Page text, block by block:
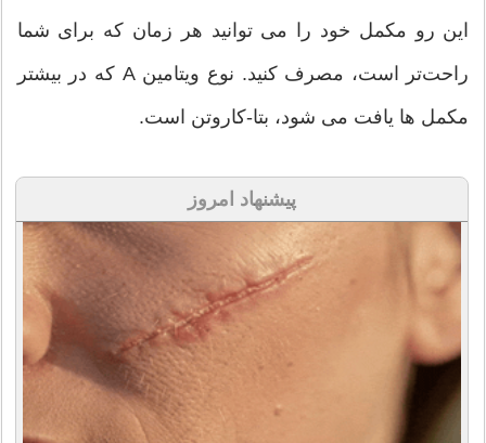
این رو مکمل خود را می توانید هر زمان که برای شما
راحت‌تر است، مصرف کنید. نوع ویتامین A که در بیشتر
مکمل ها یافت می شود، بتا-کاروتن است.
پیشنهاد امروز